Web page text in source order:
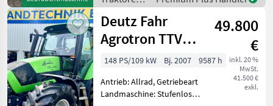
Höchstgeschwindigkeit in
km/h: 40 km/h, Oberlen
Deutz Fahr
Deutz Fahr
Agrotron TTV
1145
49.800
€
inkl. 20 %
MwSt.
41.500 €
exkl.
148 PS/109 kW Bj. 2007
9587 h
Antrieb: Allrad, Getriebeart
Landmaschine: Stufenloses